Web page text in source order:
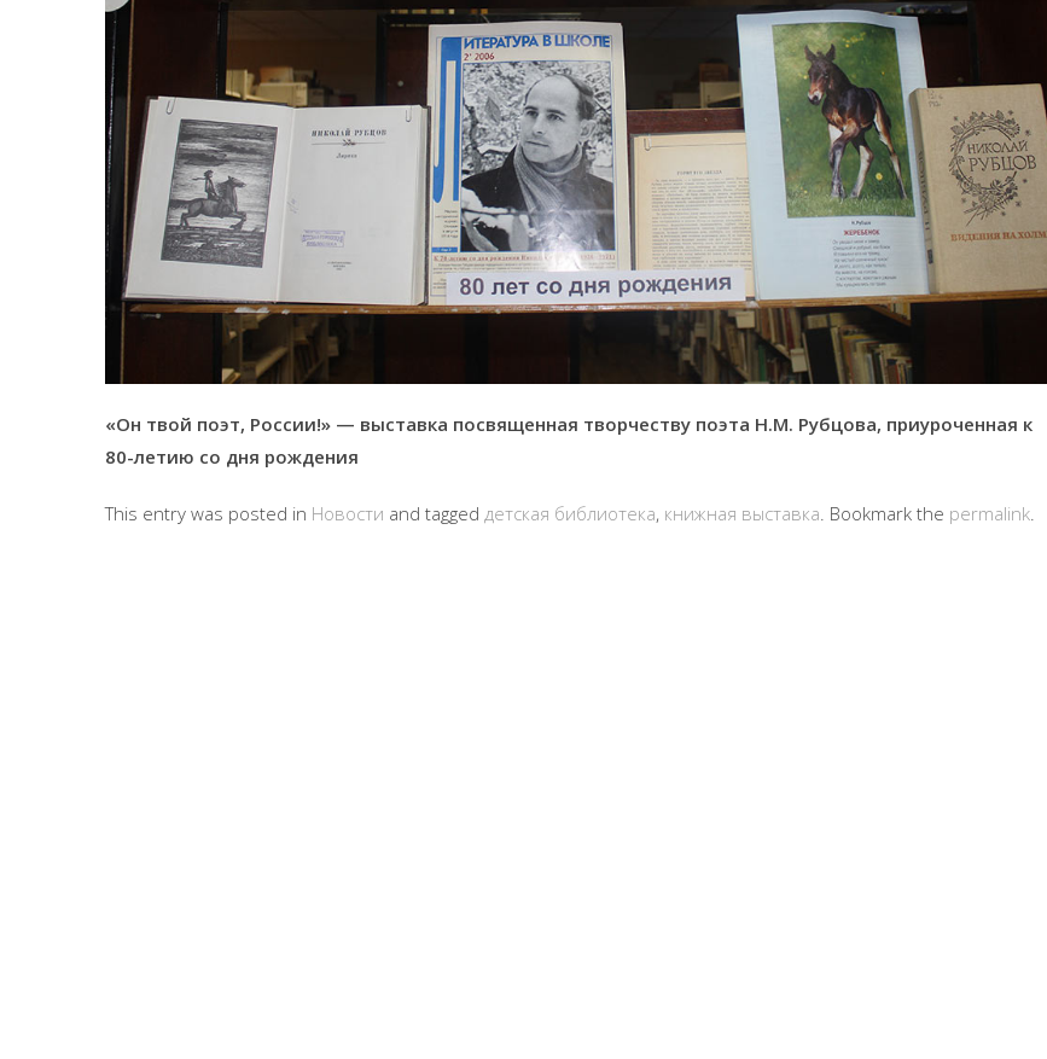
«Он твой поэт, России!» — выставка посвященная творчеству поэта Н.М. Рубцова, приуроченная к
80-летию со дня рождения
This entry was posted in Новости and tagged детская библиотека, книжная выставка . Bookmark the permalink